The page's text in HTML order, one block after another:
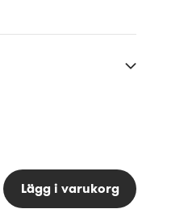
Lägg i varukorg